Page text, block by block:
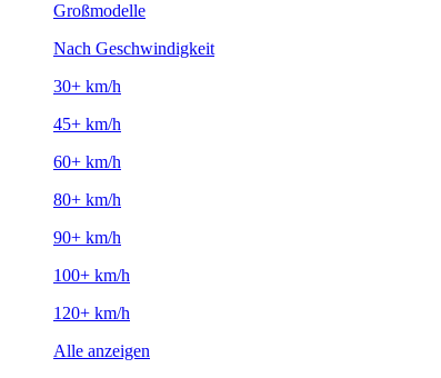
Großmodelle
Nach Geschwindigkeit
30+ km/h
45+ km/h
60+ km/h
80+ km/h
90+ km/h
100+ km/h
120+ km/h
Alle anzeigen